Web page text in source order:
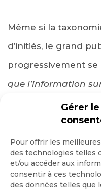
Gérer le
Pour offrir les
des technologies telles
et/ou accéder aux
consentir à ces
des données telles que
Même si la
d’initiés, le grand
progressivement se
que l’information
n’est pas encore
particuliers sont
les professionnels,
de 2022,
à ce que chaque